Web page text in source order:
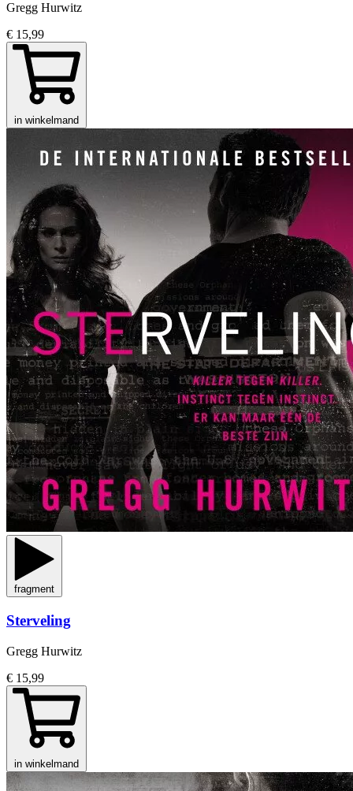
Gregg Hurwitz
€ 15,99
in winkelmand
fragment
Sterveling
Gregg Hurwitz
€ 15,99
in winkelmand